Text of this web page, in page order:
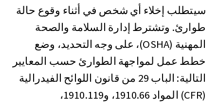
سيتطلب إخلاء أي شخص في أثناء وقوع حالة
طوارئ. وتشترط إدارة السلامة والصحة
المهنية (OSHA)، على وجه التحديد، وضع
خطط عمل لمواجهة الطوارئ حسب المعايير
التالية: الباب 29 من قانون اللوائح الفيدرالية
(CFR) المواد 1910.66، و1910.119،